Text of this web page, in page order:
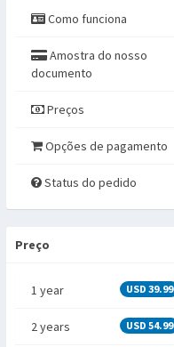
Como funciona
Amostra do nosso
documento
Preços
Opções de pagamento
Status do pedido
Preço
1 year USD 39.99
2 years USD 54.99